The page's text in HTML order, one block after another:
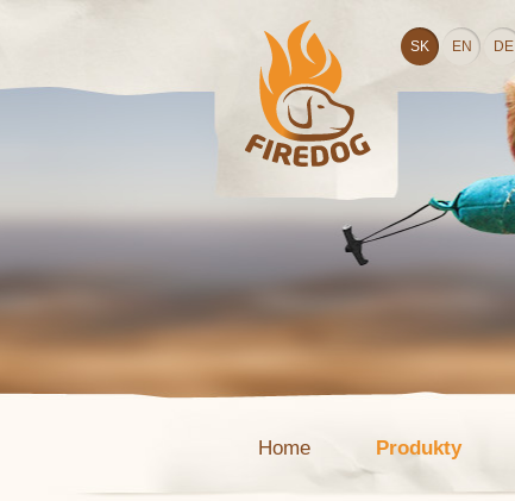
SK EN DE
Home Produkty